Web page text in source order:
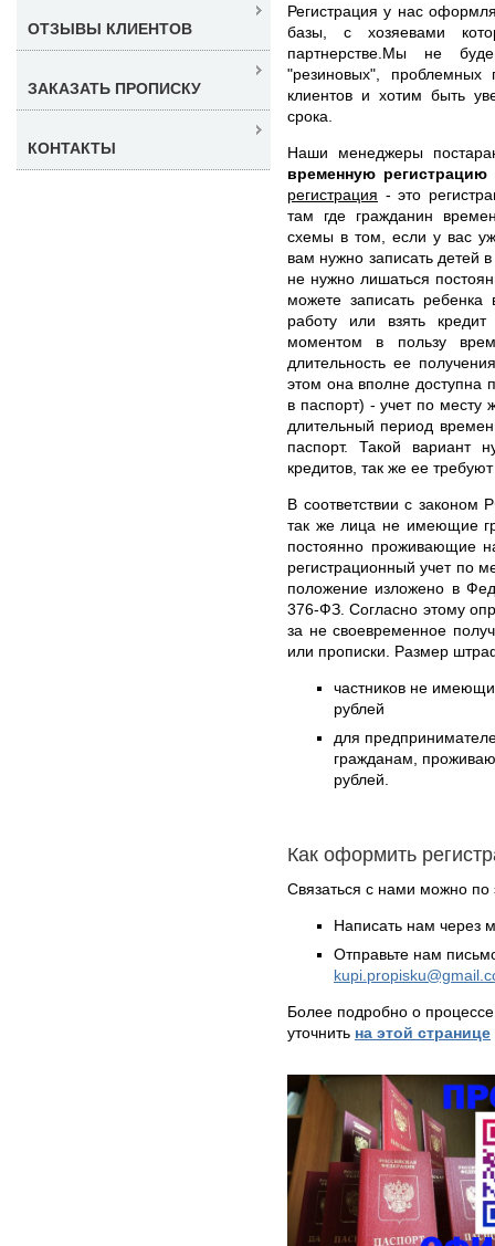
Регистрация у нас
базы, с хозяевами
партнерстве.Мы не
"резиновых",
клиентов и хотим быть
срока.
Наши менеджеры
временную
регистрация - это
там где гражданин
схемы в том, если у вас
вам нужно записать детей
не нужно лишаться
можете записать
работу или взять
моментом в пользу
длительность ее
этом она вполне доступна
в паспорт) - учет по месту
длительный период
паспорт. Такой вариант
кредитов, так же ее
В соответствии с законом
так же лица не имеющие
постоянно проживающие
регистрационный учет по
положение изложено в
376-ФЗ. Согласно этому
за не своевременное
или прописки. Размер
частников не
рублей
для
гражданам,
рублей.
Как оформить
Связаться с нами можно по
Написать нам через
Отправьте нам
Более подробно о
уточнить на этой странице
ОТЗЫВЫ КЛИЕНТОВ
ЗАКАЗАТЬ ПРОПИСКУ
КОНТАКТЫ